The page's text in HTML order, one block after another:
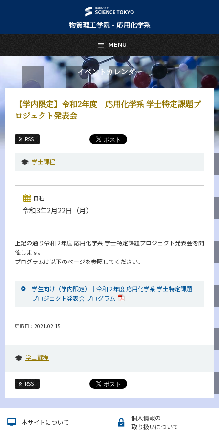
物質理工学院 - 応用化学系
イベントカレンダー
【学内限定】令和2年度 応用化学系 学士特定課題プ
ロジェクト発表会
RSS
学士課程
日程
令和3年2月22日（月）
上記の通り令和 2年度 応用化学系 学士特定課題プロジェクト発表会を開
催します。
プログラムは以下のページを参照してください。
学生向け（学内限定）｜令和 2年度 応用化学系 学士特定課題
プロジェクト発表会 プログラム
更新日：2021.02.15
学士課程
RSS
本サイトについて
個人情報の
取り扱いについて
MENU
日本語 English
トップページ
Top Page
応用化学系について
About Us
教育
Education
教員・研究室
Faculty and Laboratories
未来
Admissions
News
イベントカレンダー
Event Calendar
今後の課程別イベント
系詳細情報
CLOSE